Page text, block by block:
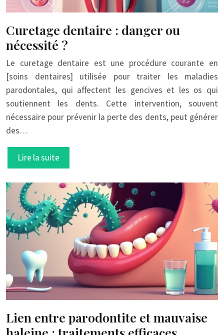
Curetage dentaire : danger ou
nécessité ?
Le curetage dentaire est une procédure courante en
[soins dentaires] utilisée pour traiter les maladies
parodontales, qui affectent les gencives et les os qui
soutiennent les dents. Cette intervention, souvent
nécessaire pour prévenir la perte des dents, peut générer
des…
Lire la suite
Lien entre parodontite et mauvaise